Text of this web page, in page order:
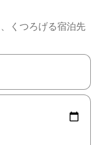
くつろげる宿泊先
キーを使って移動するか